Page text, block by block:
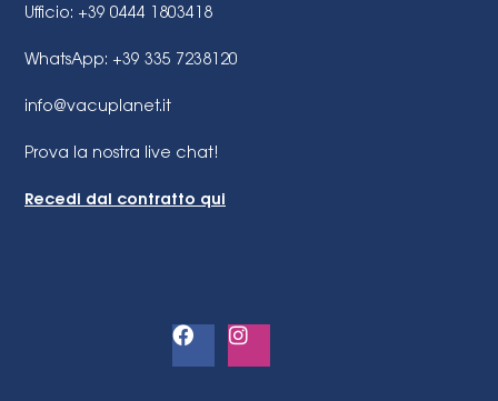
Ufficio: +39 0444 1803418
WhatsApp: +39 335 7238120
info@vacuplanet.it
Prova la nostra live chat!
Recedi dal contratto qui